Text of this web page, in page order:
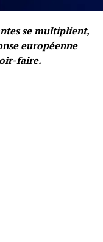
se multiplient,
européenne
faire.